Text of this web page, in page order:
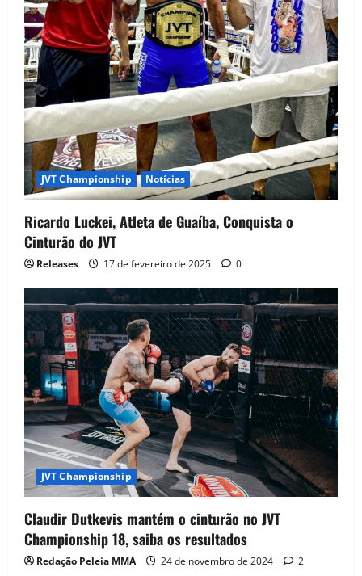
JVT Championship Notícias
Ricardo Luckei, Atleta de Guaíba, Conquista o
Cinturão do JVT
Releases 17 de fevereiro de 2025 0
JVT Championship
Claudir Dutkevis mantém o cinturão no JVT
Championship 18, saiba os resultados
Redação Peleia MMA 24 de novembro de 2024 2